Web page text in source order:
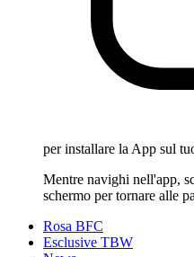
per installare la App sul
Mentre navighi nell'app,
schermo per tornare alle
Rosa BFC
Esclusive TBW